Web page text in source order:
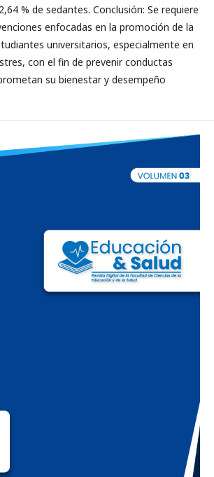
% de sedantes. Conclusión: Se requiere
enfocadas en la promoción de la
universitarios, especialmente en
con el fin de prevenir conductas
su bienestar y desempeño